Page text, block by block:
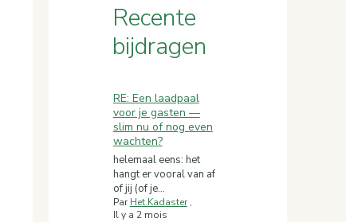
Recente
bijdragen
RE: Een laadpaal
voor je gasten —
slim nu of nog even
wachten?
helemaal eens: het
hangt er vooral van af
of jij (of je...
ParHet Kadaster,
Il y a 2 mois